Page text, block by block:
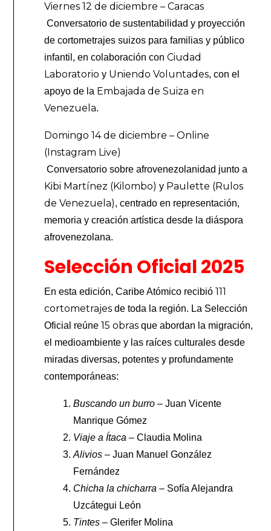
Viernes 12 de diciembre – Caracas
Conversatorio de sustentabilidad y proyección
de cortometrajes suizos para familias y público
infantil, en colaboración conCiudad
Laboratorio y Uniendo Voluntades, con el
apoyo de la Embajada de Suiza en
Venezuela.
Domingo 14 de diciembre – Online
(Instagram Live)
Conversatorio sobre afrovenezolanidad junto a
Kibi Martínez (Kilombo) y Paulette (Rulos
de Venezuela), centrado en representación,
memoria y creación artística desde la diáspora
afrovenezolana.
Selección Oficial 2025
En esta edición, Caribe Atómico recibió111
cortometrajes de toda la región. La Selección
Oficial reúne15 obras que abordan la migración,
el medioambiente y las raíces culturales desde
miradas diversas, potentes y profundamente
contemporáneas:
Buscando un burro – Juan Vicente
Manrique Gómez
Viaje a Ítaca – Claudia Molina
Alivios – Juan Manuel González
Fernández
Chicha la chicharra – Sofía Alejandra
Uzcátegui León
Tintes – Glerifer Molina